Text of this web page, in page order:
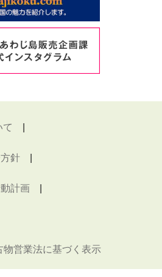
て
針
計画
物営業法に基づく表示